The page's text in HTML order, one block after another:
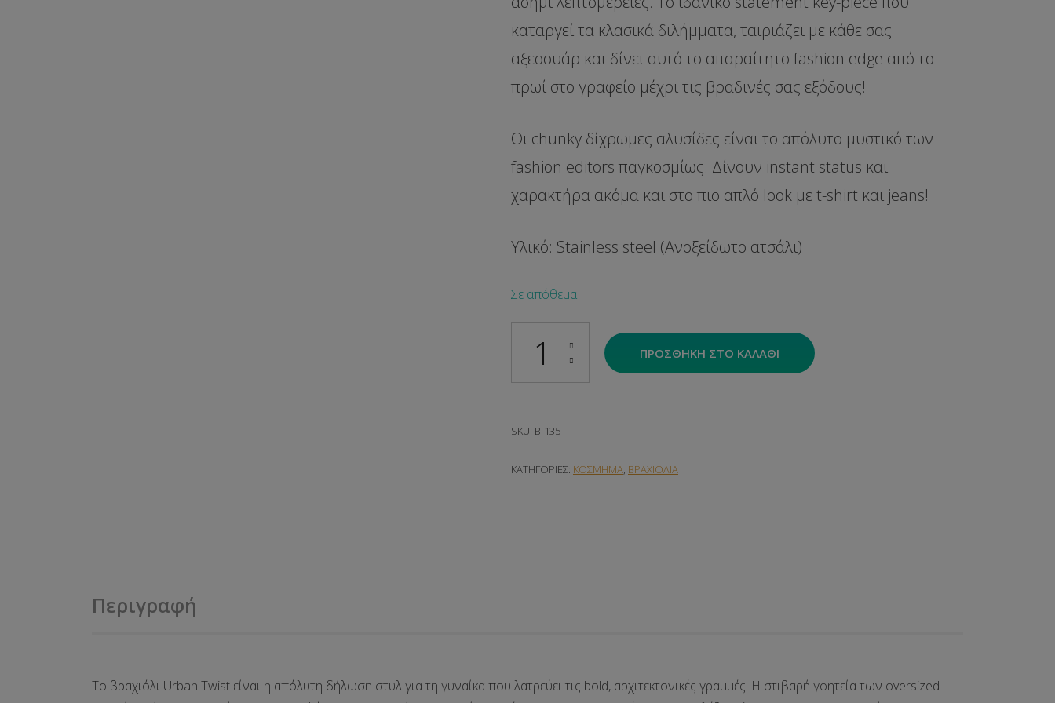
καταργεί τα κλασικά διλήμματα, ταιριάζει με κάθε σας
αξεσουάρ και δίνει αυτό το απαραίτητο fashion edge από το
πρωί στο γραφείο μέχρι τις βραδινές σας εξόδους!
Οι chunky δίχρωμες αλυσίδες είναι το απόλυτο μυστικό των
fashion editors παγκοσμίως. Δίνουν instant status και
χαρακτήρα ακόμα και στο πιο απλό look με t-shirt και jeans!
Υλικό: Stainless steel (Ανοξείδωτο ατσάλι)
Σε απόθεμα
Urban Twist ποσότητα
ΠΡΟΣΘΉΚΗ ΣΤΟ ΚΑΛΆΘΙ
SKU: B-135
ΚΑΤΗΓΟΡΊΕΣ: ΚΟΣΜΗΜΑ, ΒΡΑΧΙΟΛΙΑ
Περιγραφή
Το βραχιόλι Urban Twist είναι η απόλυτη δήλωση στυλ για τη γυναίκα που λατρεύει τις bold, αρχιτεκτονικές γραμμές. Η στιβαρή γοητεία των oversized